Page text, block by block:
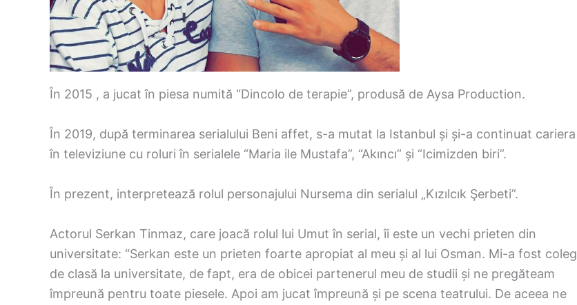
În 2015 , a jucat în piesa numită “Dincolo de terapie”, produsă de Aysa Production.
În 2019, după terminarea serialului Beni affet, s-a mutat la Istanbul și și-a continuat cariera
în televiziune cu roluri în serialele “Maria ile Mustafa”, “Akıncı” și “Icimizden biri”.
În prezent, interpretează rolul personajului Nursema din serialul „Kızılcık Şerbeti”.
Actorul Serkan Tinmaz, care joacă rolul lui Umut în serial, îi este un vechi prieten din
universitate: “Serkan este un prieten foarte apropiat al meu și al lui Osman. Mi-a fost coleg
de clasă la universitate, de fapt, era de obicei partenerul meu de studii și ne pregăteam
împreună pentru toate piesele. Apoi am jucat împreună și pe scena teatrului. De aceea ne